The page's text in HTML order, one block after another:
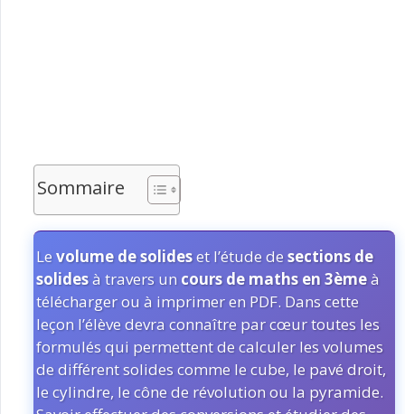
Sommaire
Levolume de solideset l’étude desections de
solidesà travers un cours de maths en 3èmeà
télécharger ou à imprimer en PDF. Dans cette
leçon l’élève devra connaître par cœur toutes les
formulés qui permettent de calculer les volumes
de différent solides comme le cube, le pavé droit,
le cylindre, le cône de révolution ou la pyramide.